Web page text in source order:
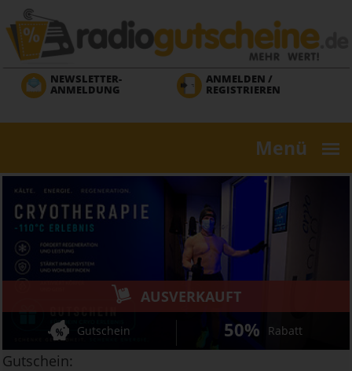
Direkt
zum
Inhalt
NEWSLETTER-
ANMELDUNG
ANMELDEN /
REGISTRIEREN
Menü
AUSVERKAUFT
Gutschein 50% Rabatt
Gutschein: